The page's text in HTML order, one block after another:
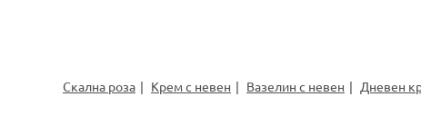
Скална роза Крем с невен Вазелин с невен Дневен